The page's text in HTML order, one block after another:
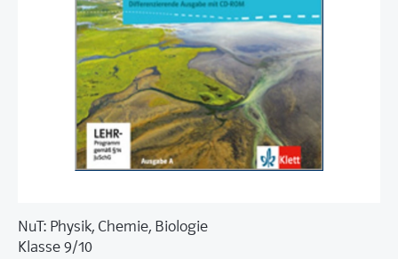
NuT: Physik, Chemie, Biologie
Klasse 9/10